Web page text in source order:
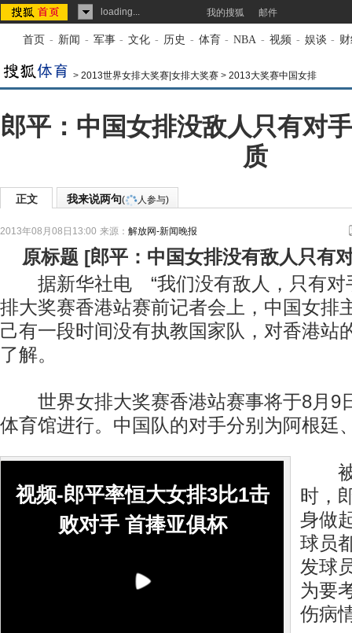
loading... 我的搜狐 邮件
首页 - 新闻 - 军事 - 文化 - 历史 - 体育 - NBA - 视频 - 娱谈 -
> 2013世界女排大奖赛|女排大奖赛 > 2013大奖赛中国女排
郎平：中国女排没敌人只有对
质
正文 我来说两句( 人参与)
2013年08月08日13:00 来源： 解放网-新闻晚报
原标题 [郎平：中国女排没有敌人只有
据新华社电 “我们没有敌人，只有对
排大奖赛香港站赛前记者会上，中国女排
己有一段时间没有执教国家队，对香港站
了解。
世界女排大奖赛香港站赛事将于8月9
体育馆进行。中国队的对手分别为阿根廷
视频-郎平率恒大女排3比1击
败对手 首捧亚俱杯
被
时，
身做
球员
发球
为要
伤病